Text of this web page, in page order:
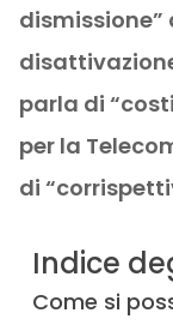
parla di
per la
di
Indice
Come si